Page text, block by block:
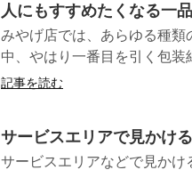
人にもすすめたくなる一
みやげ店では、あらゆる種
中、やはり一番目を引く包
記事を読む
サービスエリアで見かけ
サービスエリアなどで見か